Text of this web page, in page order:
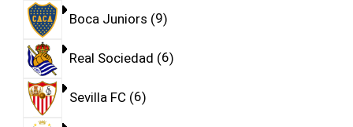
Boca Juniors 9
Real Sociedad 6
Sevilla FC 6